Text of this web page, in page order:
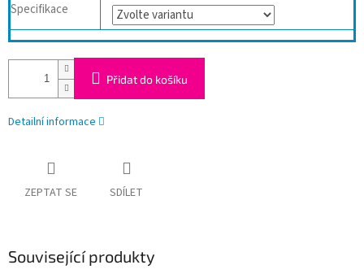
Specifikace
Přidat do košíku
Detailní informace
ZEPTAT SE SDÍLET
Související produkty